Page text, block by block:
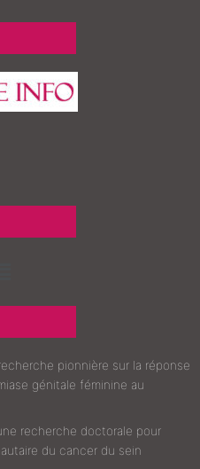
pionnière sur la réponse
génitale féminine au
recherche doctorale pour
du cancer du sein